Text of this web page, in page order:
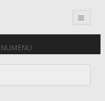
famille
MENU